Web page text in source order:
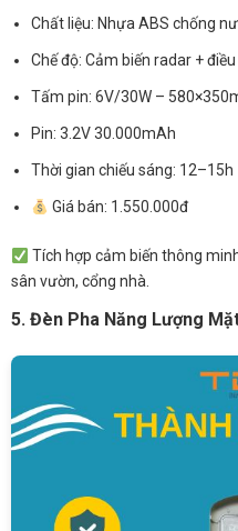
Chất liệu: Nhựa ABS chống
Chế độ: Cảm biến radar +
Tấm pin: 6V/30W –
Pin: 3.2V 30.000mAh
Thời gian chiếu sáng: 12–15h
Giá bán: 1.550.000đ
Tích hợp cảm biến thông
sân vườn, cổng nhà.
5. Đèn Pha Năng Lượng